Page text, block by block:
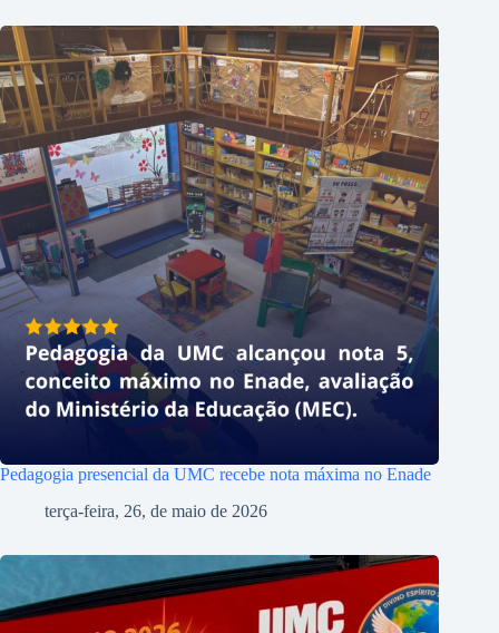
Pedagogia presencial da UMC recebe nota máxima no Enade
terça-feira, 26, de maio de 2026